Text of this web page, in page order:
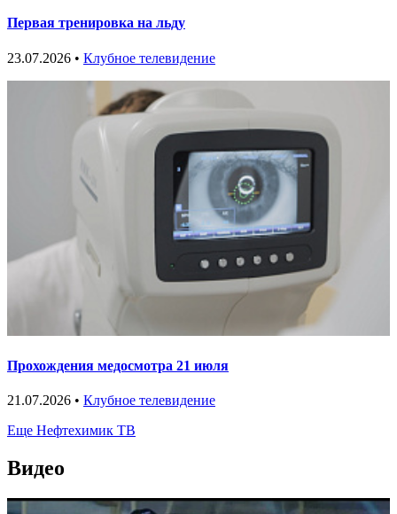
Первая тренировка на льду
23.07.2026 • Клубное телевидение
Прохождения медосмотра 21 июля
21.07.2026 • Клубное телевидение
Еще Нефтехимик ТВ
Видео